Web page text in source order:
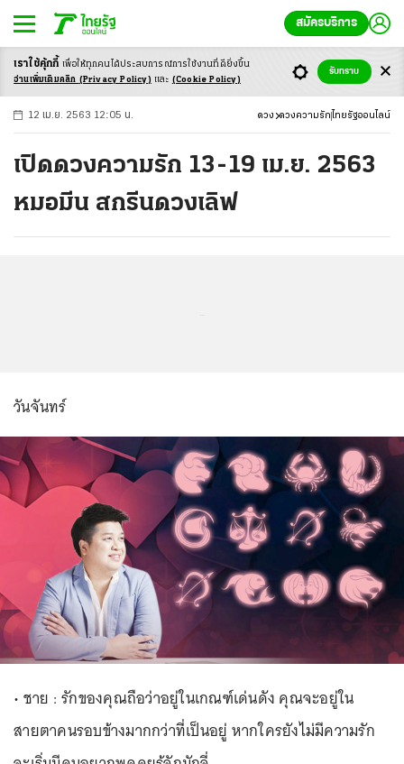
สมัครบริการ
-ก ก ก+
12 เม.ย. 2563 12:05 น. ดวง ดวงความรัก ไทยรัฐออนไลน์
เปิดดวงความรัก 13-19 เม.ย. 2563
หมอมีน สกรีนดวงเลิฟ
วันจันทร์
• ชาย : รักของคุณถือว่าอยู่ในเกณฑ์เด่นดัง คุณจะอยู่ใน
สายตาคนรอบข้างมากกว่าที่เป็นอยู่ หากใครยังไม่มีความรัก
เราใช้คุ้กกี้ เพื่อให้ทุกคนได้ประสบการณ์การใช้งานที่ดียิ่งขึ้น
อ่านเพิ่มเติมคลิก (Privacy Policy) และ (Cookie Policy)
รับทราบ